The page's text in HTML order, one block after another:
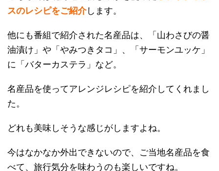
スのレシピをご紹介します。
他にも番組で紹介された名産品は、「山わさびの醤
油漬け」や「やみつきタコ」、「サーモンユッケ」
に「バターカステラ」など。
名産品を使ってアレンジレシピを紹介してくれまし
た。
どれも美味しそうな感じがしますよね。
今はなかなか外出できないので、ご当地名産品を食
べて、旅行気分を味わうのも楽しいですね。